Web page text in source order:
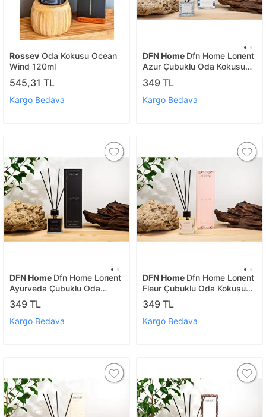
Rossev Oda Kokusu Ocean
Wind 120ml
545,31 TL
Kargo Bedava
DFN Home Dfn Home Lorıent
Azur Çubuklu Oda Kokusu
100ml
349 TL
Kargo Bedava
DFN Home Dfn Home Lorıent
Ayurveda Çubuklu Oda
Kokusu 100 Ml
349 TL
Kargo Bedava
DFN Home Dfn Home Lorıent
Fleur Çubuklu Oda Kokusu
100 Ml
349 TL
Kargo Bedava